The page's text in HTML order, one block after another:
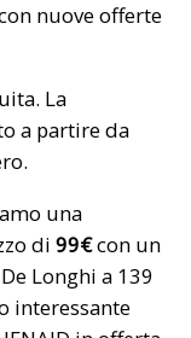
nuove offerte
La
a partire da
una
di99€con un
Longhi a 139
interessante